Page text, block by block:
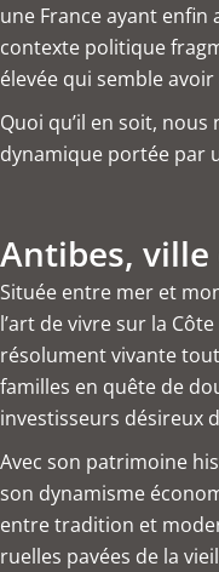
une France ayant
contexte politique
élevée qui semble
Quoi qu’il en soit,
dynamique portée par
Antibes, ville
Située entre mer et
l’art de vivre sur la
résolument vivante
familles en quête de
investisseurs désireux
Avec son patrimoine
son dynamisme
entre tradition et
ruelles pavées de la